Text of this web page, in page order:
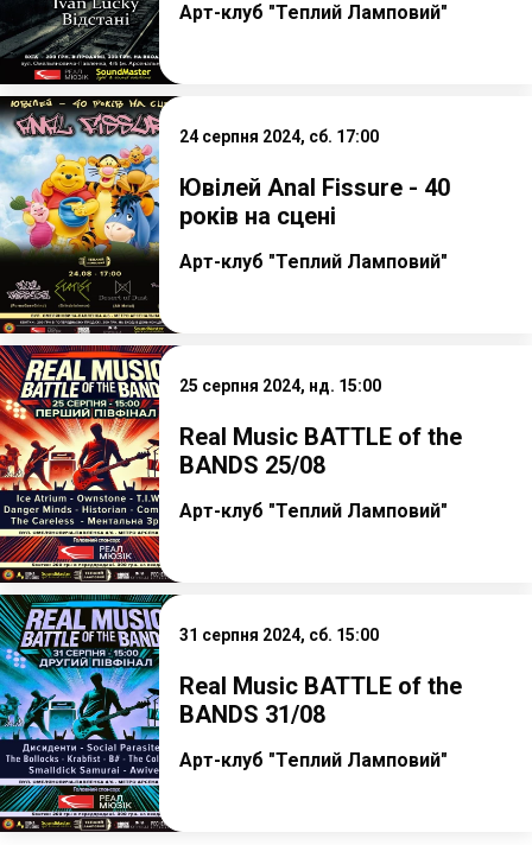
Арт-клуб "Теплий Ламповий"
24 серпня 2024, сб. 17:00
Ювілей Anal Fissure - 40
років на сцені
Арт-клуб "Теплий Ламповий"
25 серпня 2024, нд. 15:00
Real Music BATTLE of the
BANDS 25/08
Арт-клуб "Теплий Ламповий"
31 серпня 2024, сб. 15:00
Real Music BATTLE of the
BANDS 31/08
Арт-клуб "Теплий Ламповий"